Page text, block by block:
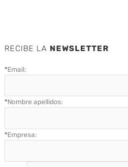
RECIBE LA NEWSLETTER
*Email:
*Nombre apellidos:
*Empresa: